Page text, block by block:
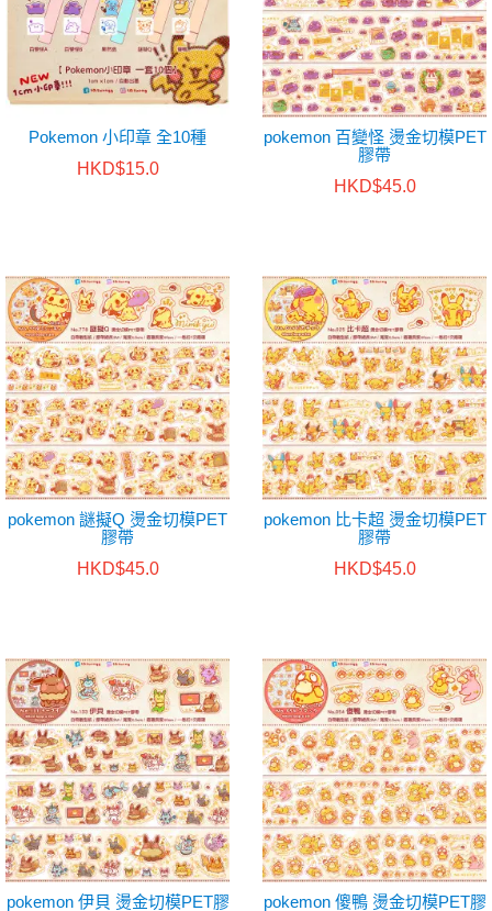
Pokemon 小印章 全10種
HKD$15.0
pokemon 百變怪 燙金切模PET
膠帶
HKD$45.0
pokemon 謎擬Q 燙金切模PET
膠帶
HKD$45.0
pokemon 比卡超 燙金切模PET
膠帶
HKD$45.0
pokemon 伊貝 燙金切模PET膠
pokemon 傻鴨 燙金切模PET膠